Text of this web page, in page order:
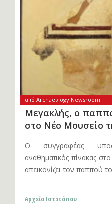
από Archaeology Newsroom
Μεγακλής, ο
στο Νέο Μουσείο
Ο συγγραφέας
αναθηματικός πίνακας
απεικονίζει τον παππού
Αρχείο Ιστοτόπου